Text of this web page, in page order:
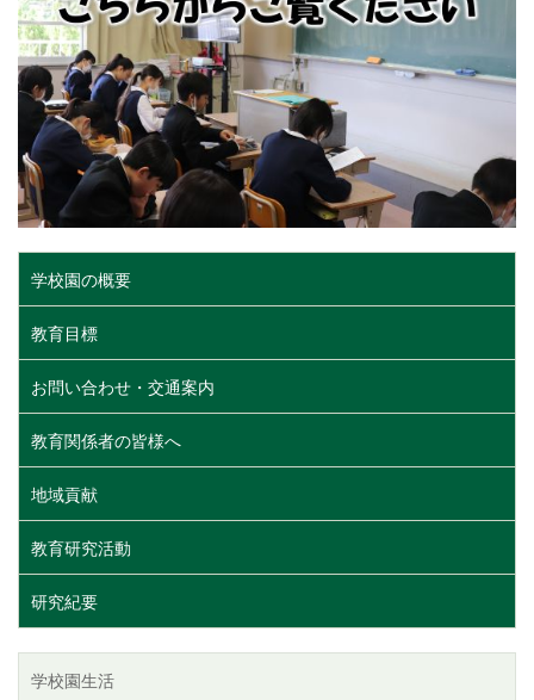
学校園の概要
教育目標
お問い合わせ・交通案内
教育関係者の皆様へ
地域貢献
教育研究活動
研究紀要
学校園生活